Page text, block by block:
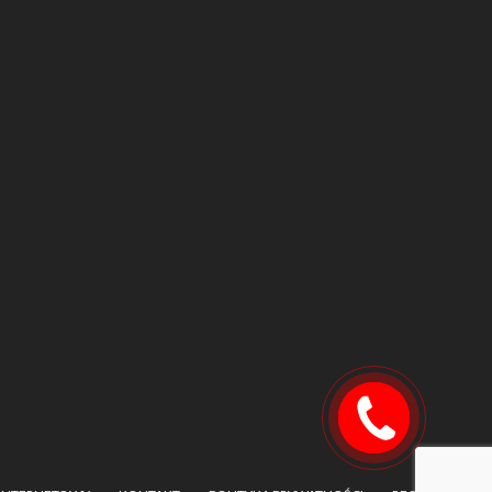
Szybki
kontakt!